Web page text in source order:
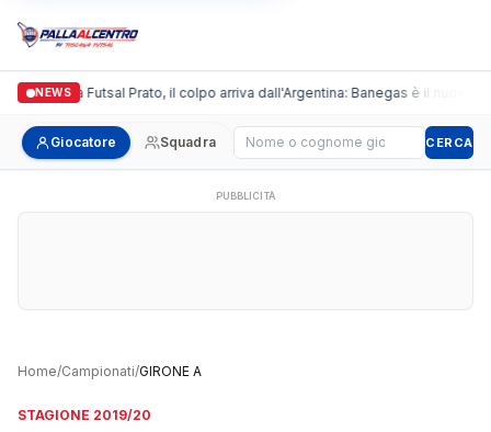
NEWS
Italgronda Futsal Prato, il colpo arriva dall'Argentina: Banegas è il nuovo
Giocatore Squadra Cerca giocatore CERCA
PUBBLICITÀ
Home/Campionati/GIRONE A
STAGIONE 2019/20